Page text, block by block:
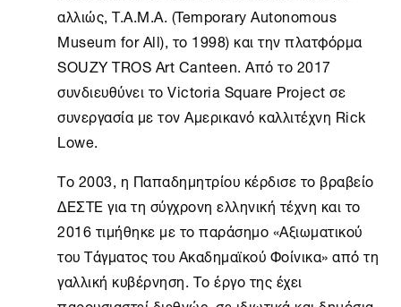
αλλιώς, T.A.M.A. (Temporary Autonomous
Museum for All), το 1998) και την πλατφόρμα
SOUZY TROS Art Canteen. Από το 2017
συνδιευθύνει το Victoria Square Project σε
συνεργασία με τον Αμερικανό καλλιτέχνη Rick
Lowe.
Το 2003, η Παπαδημητρίου κέρδισε το βραβείο
ΔΕΣΤΕ για τη σύγχρονη ελληνική τέχνη και το
2016 τιμήθηκε με το παράσημο «Αξιωματικού
του Τάγματος του Ακαδημαϊκού Φοίνικα» από τη
γαλλική κυβέρνηση. Το έργο της έχει